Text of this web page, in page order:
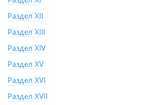
Раздел XII
Раздел XIII
Раздел XIV
Раздел XV
Раздел XVI
Раздел XVII